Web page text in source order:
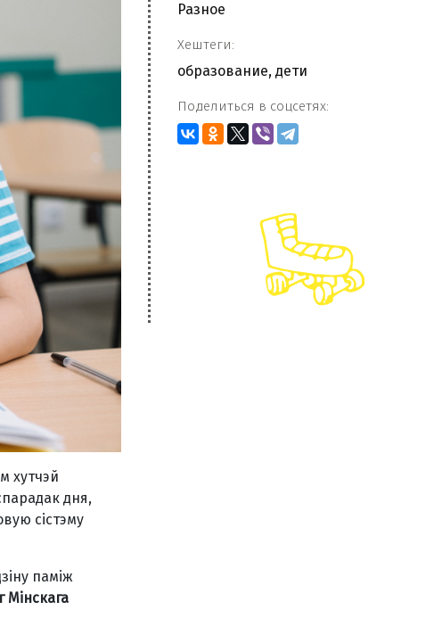
хутчэй
дня,
сістэму
паміж
Мінскага
Разное
Хештеги:
образование, дети
Поделиться в соцсетях: